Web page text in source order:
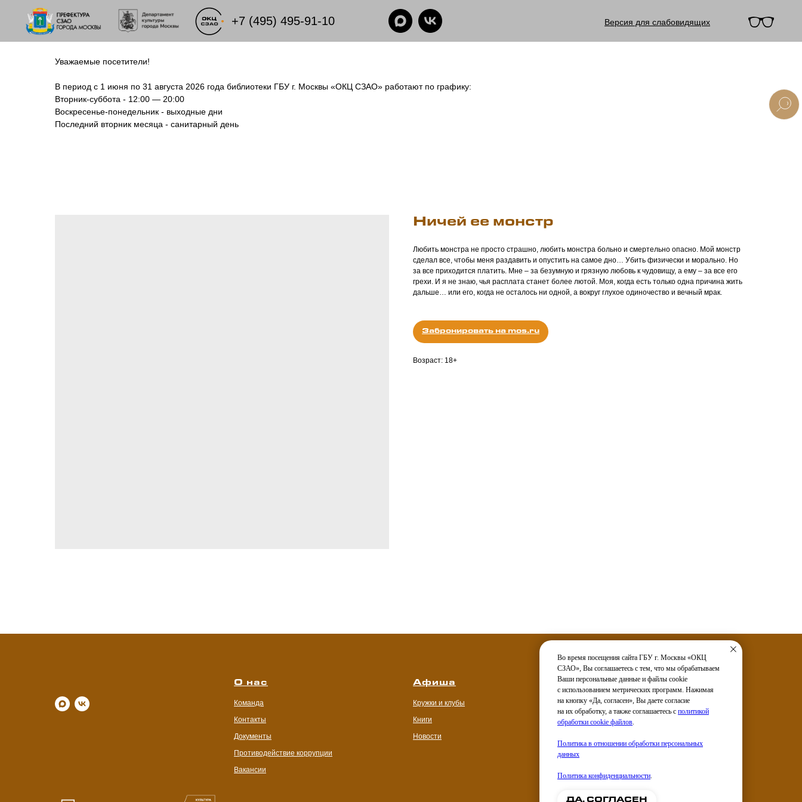
Версия для слабовидящих
+7 (495) 495-91-10
Уважаемые посетители!
В период с 1 июня по 31 августа 2026 года библиотеки ГБУ г. Москвы «ОКЦ СЗАО» работают по графику:
Вторник-суббота - 12:00 — 20:00
Воскресенье-понедельник - выходные дни
Последний вторник месяца - санитарный день
Ничей ее монстр
Любить монстра не просто страшно, любить монстра больно и смертельно опасно. Мой монстр
сделал все, чтобы меня раздавить и опустить на самое дно… Убить физически и морально. Но
за все приходится платить. Мне – за безумную и грязную любовь к чудовищу, а ему – за все его
грехи. И я не знаю, чья расплата станет более лютой. Моя, когда есть только одна причина жить
дальше… или его, когда не осталось ни одной, а вокруг глухое одиночество и вечный мрак.
Забронировать на mos.ru
Возраст: 18+
Во время посещения сайта ГБУ г. Москвы «ОКЦ
СЗАО», Вы соглашаетесь с тем, что мы обрабатываем
Ваши персональные данные и файлы cookie
с использованием метрических программ. Нажимая
на кнопку «Да, согласен», Вы даете согласие
на их обработку, а также соглашаетесь с политикой
обработки cookie файлов.
Политика в отношении обработки персональных
данных
Политика конфиденциальности.
ДА, СОГЛАСЕН
О нас
Команда
Контакты
Документы
Противодействие коррупции
Вакансии
Афиша
Кружки и клубы
Книги
Новости
Услуги
Электронные сервисы